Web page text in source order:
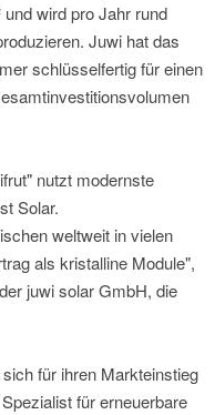
wird pro Jahr rund
Juwi hat das
schlüsselfertig für einen
nutzt modernste
Solar.
weltweit in vielen
als kristalline Module",
juwi solar GmbH, die
für ihren Markteinstieg
für erneuerbare